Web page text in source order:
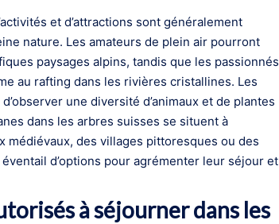
et d’attractions sont généralement
nature. Les amateurs de plein air pourront
paysages alpins, tandis que les passionnés
au rafting dans les rivières cristallines. Les
une diversité d’animaux et de plantes
dans les arbres suisses se situent à
des villages pittoresques ou des
d’options pour agrémenter leur séjour et
à séjourner dans les